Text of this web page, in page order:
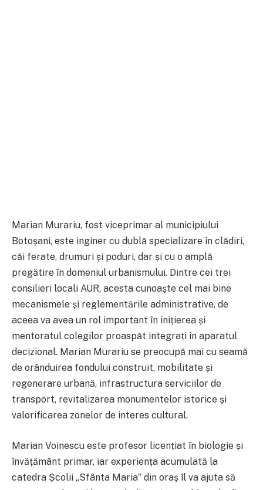
Marian Murariu, fost viceprimar al municipiului
Botoșani, este inginer cu dublă specializare în clădiri,
căi ferate, drumuri și poduri, dar și cu o amplă
pregătire în domeniul urbanismului. Dintre cei trei
consilieri locali AUR, acesta cunoaște cel mai bine
mecanismele și reglementările administrative, de
aceea va avea un rol important în inițierea și
mentoratul colegilor proaspăt integrați în aparatul
decizional. Marian Murariu se preocupă mai cu seamă
de orânduirea fondului construit, mobilitate și
regenerare urbană, infrastructura serviciilor de
transport, revitalizarea monumentelor istorice și
valorificarea zonelor de interes cultural.
Marian Voinescu este profesor licențiat în biologie și
învățământ primar, iar experiența acumulată la
catedra Școlii „Sfânta Maria” din oraș îl va ajuta să